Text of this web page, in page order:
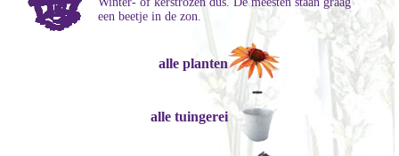
een beetje in de zon.
alle planten
alle tuingerei